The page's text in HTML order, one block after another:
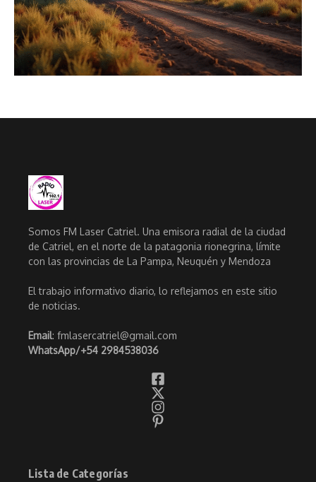
Somos FM Laser Catriel. Una emisora radial de la ciudad
de Catriel, en el norte de la patagonia rionegrina, límite
con las provincias de La Pampa, Neuquén y Mendoza
El trabajo informativo diario, lo reflejamos en este sitio
de noticias.
Email: fmlasercatriel@gmail.com
WhatsApp/+54 2984538036
Lista de Categorías